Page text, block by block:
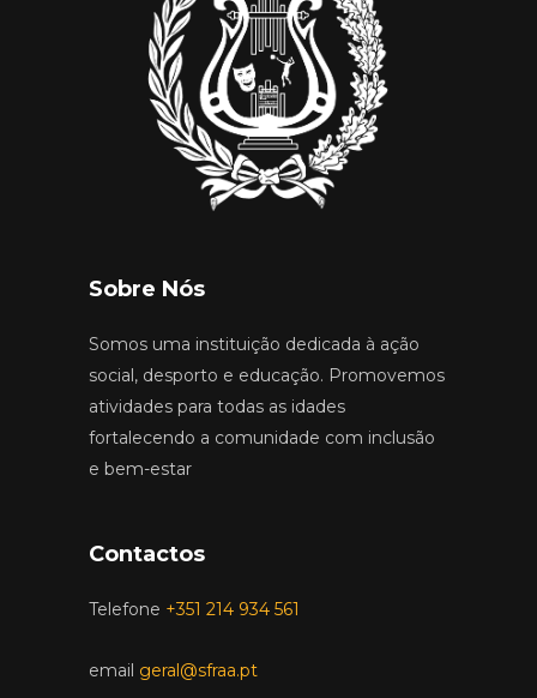
Sobre Nós
Somos uma instituição dedicada à ação
social, desporto e educação. Promovemos
atividades para todas as idades
fortalecendo a comunidade com inclusão
e bem-estar
Contactos
Telefone +351 214 934 561
email geral@sfraa.pt